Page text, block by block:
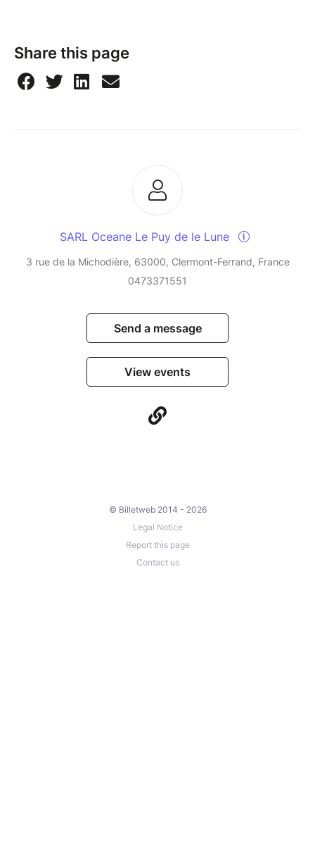
Share this page
SARL Oceane Le Puy de le Lune
3 rue de la Michodière, 63000, Clermont-Ferrand, France
0473371551
Send a message
View events
© Billetweb 2014 - 2026
Legal Notice
Report this page
Contact us